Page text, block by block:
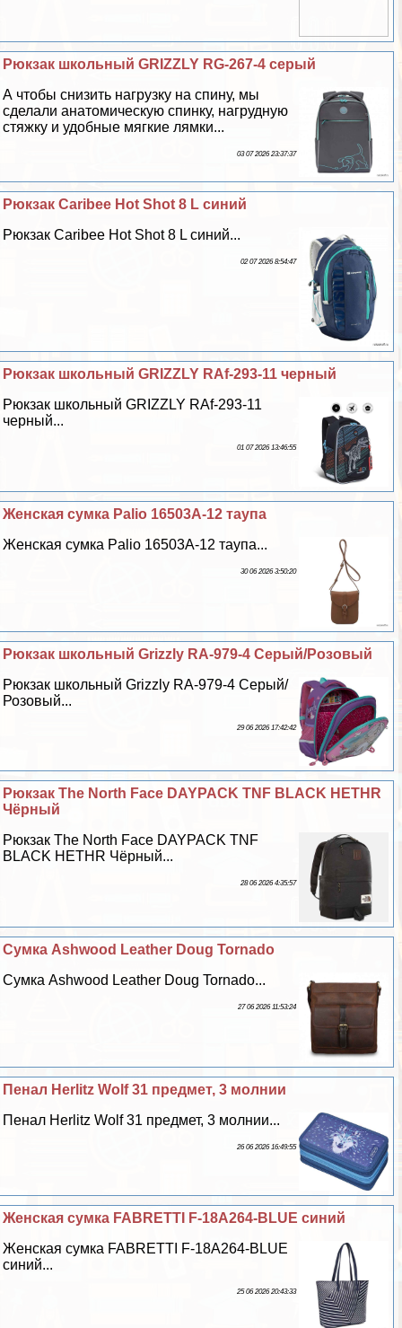
Рюкзак школьный GRIZZLY RG-267-4 серый
А чтобы снизить нагрузку на спину, мы
сделали анатомическую спинку, нагрудную
стяжку и удобные мягкие лямки...
03 07 2026 23:37:37
Рюкзак Caribee Hot Shot 8 L синий
Рюкзак Caribee Hot Shot 8 L синий...
02 07 2026 8:54:47
Рюкзак школьный GRIZZLY RAf-293-11 черный
Рюкзак школьный GRIZZLY RAf-293-11
черный...
01 07 2026 13:46:55
Женская сумка Palio 16503A-12 таупа
Женская сумка Palio 16503A-12 таупа...
30 06 2026 3:50:20
Рюкзак школьный Grizzly RA-979-4 Серый/Розовый
Рюкзак школьный Grizzly RA-979-4 Серый/
Розовый...
29 06 2026 17:42:42
Рюкзак The North Face DAYPACK TNF BLACK HETHR
Чёрный
Рюкзак The North Face DAYPACK TNF
BLACK HETHR Чёрный...
28 06 2026 4:35:57
Сумка Ashwood Leather Doug Tornado
Сумка Ashwood Leather Doug Tornado...
27 06 2026 11:53:24
Пенал Herlitz Wolf 31 предмет, 3 молнии
Пенал Herlitz Wolf 31 предмет, 3 молнии...
26 06 2026 16:49:55
Женская сумка FABRETTI F-18A264-BLUE синий
Женская сумка FABRETTI F-18A264-BLUE
синий...
25 06 2026 20:43:33